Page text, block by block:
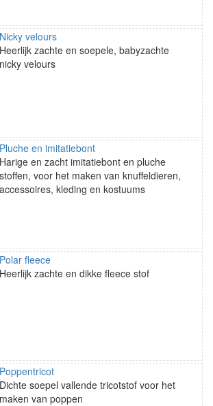
Nicky velours
Heerlijk zachte en soepele, babyzachte
nicky velours
Pluche en imitatiebont
Harige en zacht imitatiebont en pluche
stoffen, voor het maken van knuffeldieren,
accessoires, kleding en kostuums
Polar fleece
Heerlijk zachte en dikke fleece stof
Poppentricot
Dichte soepel vallende tricotstof voor het
maken van poppen